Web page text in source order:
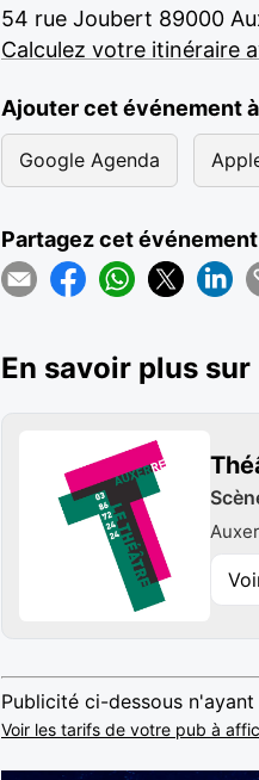
54 rue Joubert 89000
Calculez votre itinéraire
Ajouter cet événement
Google Agenda
Partagez cet événement
En savoir plus sur
Publicité ci-dessous
Voir les tarifs de votre pub à